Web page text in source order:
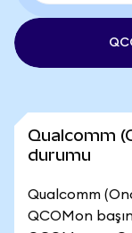
Qualcomm
durumu
Qualcomm
QCOMon